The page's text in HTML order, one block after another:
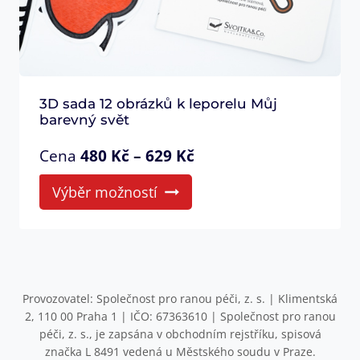
3D sada 12 obrázků k leporelu Můj
barevný svět
Cena 480 Kč– 629 Kč
Výběr možností
product
The
options
may
Provozovatel: Společnost pro ranou péči, z. s. | Klimentská
2, 110 00 Praha 1 | IČO: 67363610 | Společnost pro ranou
péči, z. s., je zapsána v obchodním rejstříku, spisová
značka L 8491 vedená u Městského soudu v Praze.